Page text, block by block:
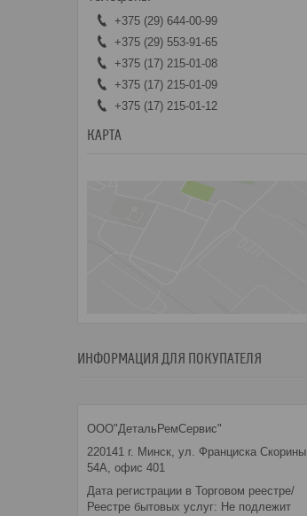
+375 (29) 644-00-99
+375 (29) 553-91-65
+375 (17) 215-01-08
+375 (17) 215-01-09
+375 (17) 215-01-12
КАРТА
ИНФОРМАЦИЯ ДЛЯ ПОКУПАТЕЛЯ
ООО"ДетальРемСервис"
220141 г. Минск, ул. Франциска Скорины
54А, офис 401
Дата регистрации в Торговом реестре/
Реестре бытовых услуг: Не подлежит